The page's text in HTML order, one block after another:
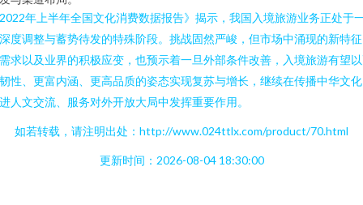
年上半年全国文化消费数据报告》揭示，我国入境旅游业务正处于
度调整与蓄势待发的特殊阶段。挑战固然严峻，但市场中涌现的新特
求以及业界的积极应变，也预示着一旦外部条件改善，入境旅游有望
性、更富内涵、更高品质的姿态实现复苏与增长，继续在传播中华文
人文交流、服务对外开放大局中发挥重要作用。
如若转载，请注明出处：http://www.024ttlx.com/product/70.html
更新时间：2026-08-04 18:30:00